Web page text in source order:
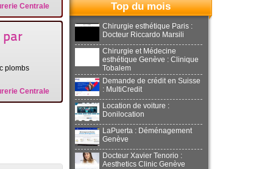
Centrale
par
plombs
Centrale
Top du mois
Chirurgie esthétique Paris :
Docteur Riccardo Marsili
Chirurgie et Médecine
esthétique Genève : Clinique
Tobalem
Demande de crédit en Suisse
: MultiCredit
Location de voiture :
Donilocation
LaPuerta : Déménagement
Genève
Docteur Xavier Tenorio :
Aesthetics Clinic Genève